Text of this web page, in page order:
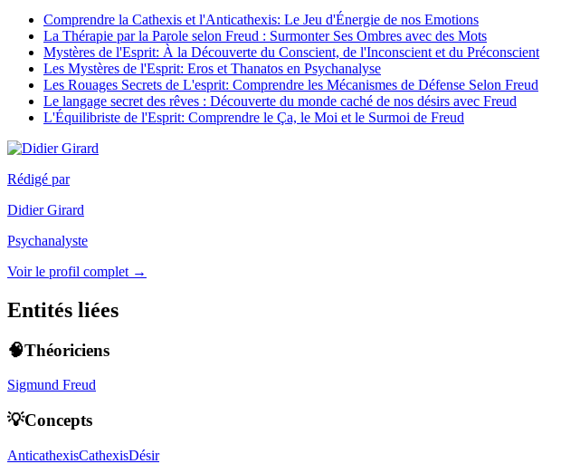
Comprendre la Cathexis et l'Anticathexis: Le Jeu d'Énergie de nos Emotions
La Thérapie par la Parole selon Freud : Surmonter Ses Ombres avec des Mots
Mystères de l'Esprit: À la Découverte du Conscient, de l'Inconscient et du Préconscient
Les Mystères de l'Esprit: Eros et Thanatos en Psychanalyse
Les Rouages Secrets de L'esprit: Comprendre les Mécanismes de Défense Selon Freud
Le langage secret des rêves : Découverte du monde caché de nos désirs avec Freud
L'Équilibriste de l'Esprit: Comprendre le Ça, le Moi et le Surmoi de Freud
Rédigé par
Didier Girard
Psychanalyste
Voir le profil complet →
Entités liées
🧠Théoriciens
Sigmund Freud
💡Concepts
AnticathexisCathexisDésir